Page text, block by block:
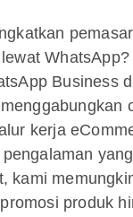
Business
kerja
kami
produk